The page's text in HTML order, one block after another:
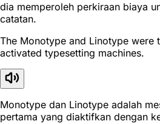
dia memperoleh perkiraan biaya
catatan.
The Monotype and Linotype were
activated typesetting machines.
Monotype dan Linotype adalah
pertama yang diaktifkan dengan